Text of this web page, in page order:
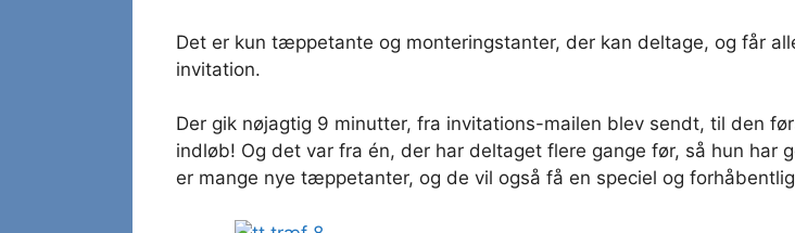
Det er kun tæppetante og monteringstanter, der kan deltage, og får
invitation.
Der gik nøjagtig 9 minutter, fra invitations-mailen blev sendt, til den
indløb! Og det var fra én, der har deltaget flere gange før, så hun har
er mange nye tæppetanter, og de vil også få en speciel og